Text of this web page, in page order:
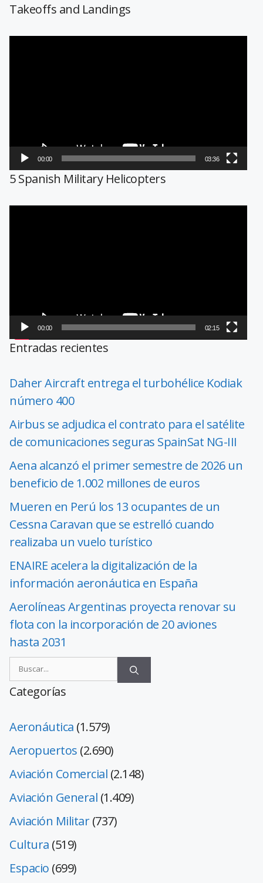
Takeoffs and Landings
00:00 03:36
5 Spanish Military Helicopters
00:00 02:15
Entradas recientes
Daher Aircraft entrega el turbohélice Kodiak
número 400
Airbus se adjudica el contrato para el satélite
de comunicaciones seguras SpainSat NG-III
Aena alcanzó el primer semestre de 2026 un
beneficio de 1.002 millones de euros
Mueren en Perú los 13 ocupantes de un
Cessna Caravan que se estrelló cuando
realizaba un vuelo turístico
ENAIRE acelera la digitalización de la
información aeronáutica en España
Aerolíneas Argentinas proyecta renovar su
flota con la incorporación de 20 aviones
hasta 2031
Categorías
Aeronáutica (1.579)
Aeropuertos (2.690)
Aviación Comercial (2.148)
Aviación General (1.409)
Aviación Militar(737)
Cultura (519)
Espacio (699)